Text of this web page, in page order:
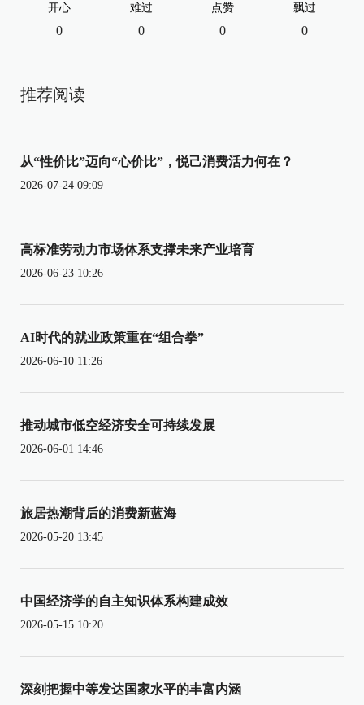
开心
0
难过
0
点赞
0
飘过
0
推荐阅读
从“性价比”迈向“心价比”，悦己消费活力何在？
2026-07-24 09:09
高标准劳动力市场体系支撑未来产业培育
2026-06-23 10:26
AI时代的就业政策重在“组合拳”
2026-06-10 11:26
推动城市低空经济安全可持续发展
2026-06-01 14:46
旅居热潮背后的消费新蓝海
2026-05-20 13:45
中国经济学的自主知识体系构建成效
2026-05-15 10:20
深刻把握中等发达国家水平的丰富内涵